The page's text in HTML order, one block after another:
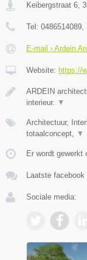
Keibergstraat 6,
Tel: 0486514089,
E-mail › Ardein
Website: https://
ARDEIN
interieur. ▼
Architectuur,
totaalconcept, ▼
Er wordt gewerkt
Laatste facebook
Sociale media: